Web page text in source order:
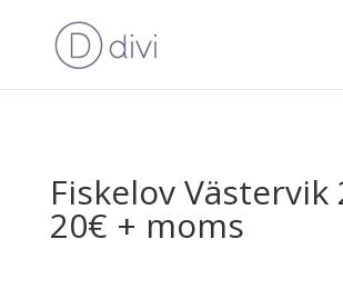
Fiskelov Västervik
20€ + moms